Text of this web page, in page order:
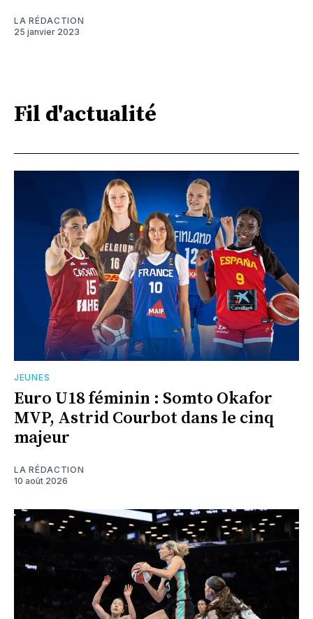
LA RÉDACTION
25 janvier 2023
Fil d'actualité
JEUNES
Euro U18 féminin : Somto Okafor
MVP, Astrid Courbot dans le cinq
majeur
LA RÉDACTION
10 août 2026